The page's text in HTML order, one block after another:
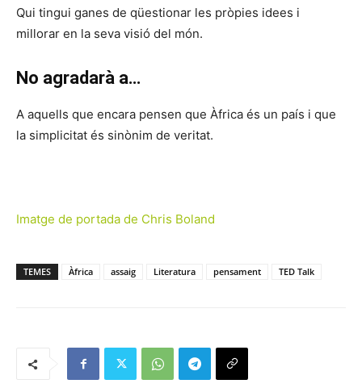
Qui tingui ganes de qüestionar les pròpies idees i
millorar en la seva visió del món.
No agradarà a…
A aquells que encara pensen que Àfrica és un país i que
la simplicitat és sinònim de veritat.
Imatge de portada de Chris Boland
TEMES Àfrica assaig Literatura pensament TED Talk